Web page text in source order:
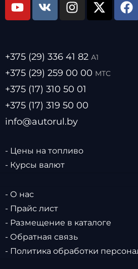
+375 (29) 336 41 82 А1
+375 (29) 259 00 00 МТС
+375 (17) 310 50 01
+375 (17) 319 50 00
info@autorul.by
- Цены на топливо
- Курсы валют
- О нас
- Прайс лист
- Размещение в каталоге
- Обратная связь
- Политика обработки